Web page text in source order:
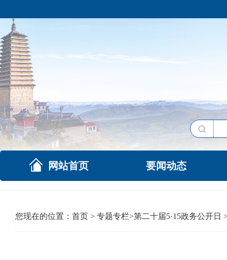
网站首页 要闻动态
您现在的位置： 首页 > 专题专栏>第二十届5·15政务公开日